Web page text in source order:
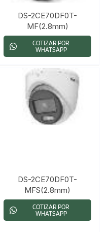
DS-2CE70DF0T-
MF(2.8mm)
COTIZAR POR
WHATSAPP
DS-2CE70DF0T-
MFS(2.8mm)
COTIZAR POR
WHATSAPP